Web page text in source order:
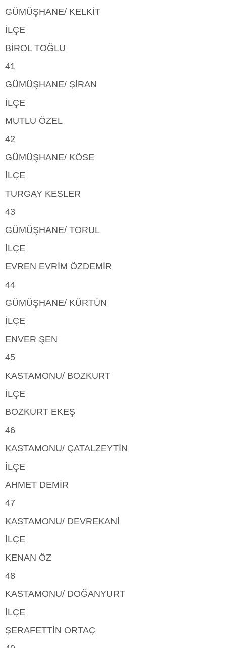
GÜMÜŞHANE/ KELKİT
İLÇE
BİROL TOĞLU
41
GÜMÜŞHANE/ ŞİRAN
İLÇE
MUTLU ÖZEL
42
GÜMÜŞHANE/ KÖSE
İLÇE
TURGAY KESLER
43
GÜMÜŞHANE/ TORUL
İLÇE
EVREN EVRİM ÖZDEMİR
44
GÜMÜŞHANE/ KÜRTÜN
İLÇE
ENVER ŞEN
45
KASTAMONU/ BOZKURT
İLÇE
BOZKURT EKEŞ
46
KASTAMONU/ ÇATALZEYTİN
İLÇE
AHMET DEMİR
47
KASTAMONU/ DEVREKANİ
İLÇE
KENAN ÖZ
48
KASTAMONU/ DOĞANYURT
İLÇE
ŞERAFETTİN ORTAÇ